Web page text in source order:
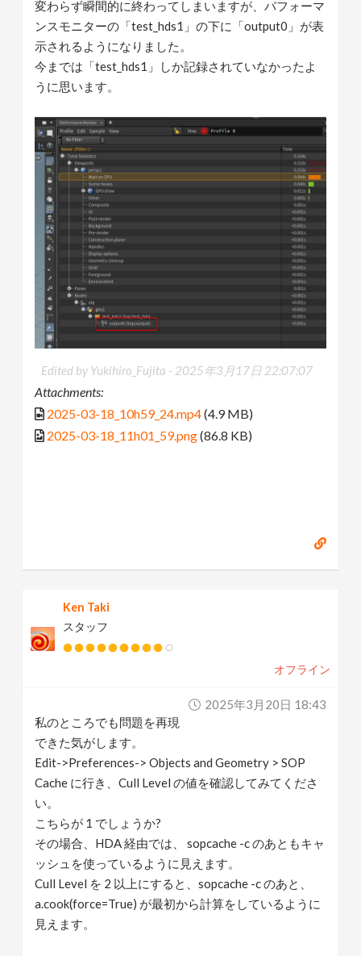
変わらず瞬間的に終わってしまいますが、パフォーマ
ンスモニターの「test_hds1」の下に「output0」が表
示されるようになりました。
今までは「test_hds1」しか記録されていなかったよ
うに思います。
Edited by Yukihiro_Fujita - 2025年3月17日 22:07:07
Attachments:
2025-03-18_10h59_24.mp4(4.9 MB)
2025-03-18_11h01_59.png(86.8 KB)
Ken Taki
スタッフ
オフライン
2025年3月20日 18:43
私のところでも問題を再現
できた気がします。
Edit->Preferences-> Objects and Geometry > SOP
Cache に行き、Cull Level の値を確認してみてくださ
い。
こちらが 1 でしょうか?
その場合、HDA 経由では、 sopcache -c のあともキャ
ッシュを使っているように見えます。
Cull Level を 2 以上にすると、sopcache -c のあと、
a.cook(force=True) が最初から計算をしているように
見えます。